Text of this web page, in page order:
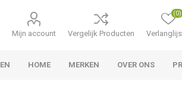
Mijn account Vergelijk Producten
(0)
HOME MERKEN OVER ONS